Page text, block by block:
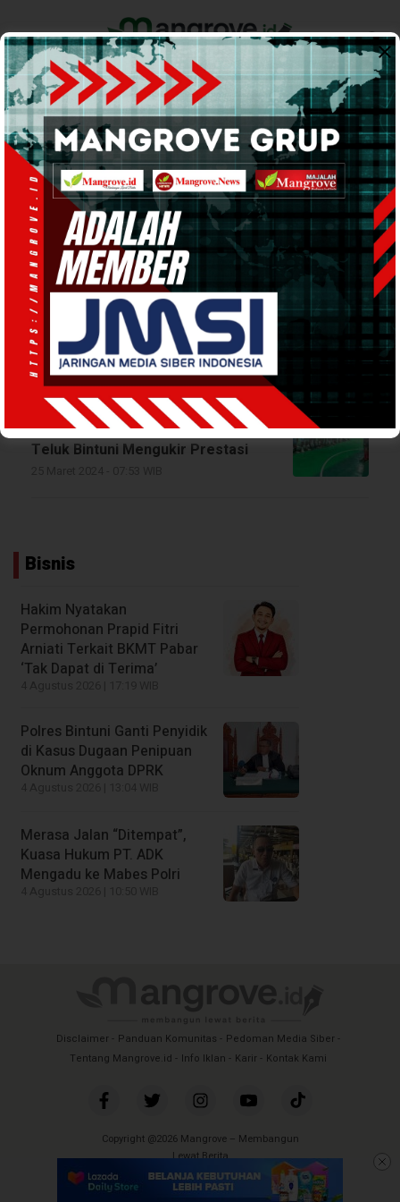
Home Pemerintahan Ekonomi & Bisnis Info Tanah Papua
Support by
Tim Pra PON Papua
Barat
Status Karateker Bukan
Halangan bagi Asosiasi Futsal
Teluk Bintuni Mengukir Prestasi
Bisnis
Hakim Nyatakan
Permohonan Prapid Fitri
Arniati Terkait BKMT Pabar
‘Tak Dapat di Terima’
Polres Bintuni Ganti Penyidik
di Kasus Dugaan Penipuan
Oknum Anggota DPRK
Merasa Jalan “Ditempat”,
Kuasa Hukum PT. ADK
Mengadu ke Mabes Polri
Disclaimer Panduan Komunitas
Pedoman Media Siber
Tentang Mangrove.id
Info Iklan Karir Kontak Kami
Copyright @2026 Mangrove – Membangun
Lewat Berita
All Rights Reserved